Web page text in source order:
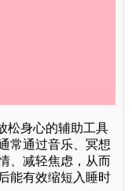
松身心的辅助工具
常通过音乐、冥想
、减轻焦虑，从而
能有效缩短入睡时